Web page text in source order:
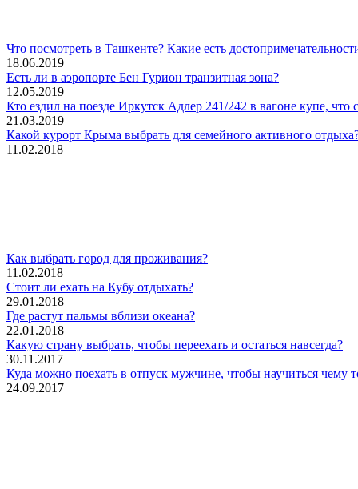
Что посмотреть в Ташкенте? Какие есть
18.06.2019
Есть ли в аэропорте Бен Гурион транзитная зона?
12.05.2019
Кто ездил на поезде Иркутск Адлер 241/242 в вагоне купе, что
21.03.2019
Какой курорт Крыма выбрать для семейного активного
11.02.2018
Как выбрать город для проживания?
11.02.2018
Стоит ли ехать на Кубу отдыхать?
29.01.2018
Где растут пальмы вблизи океана?
22.01.2018
Какую страну выбрать, чтобы переехать и остаться навсегда?
30.11.2017
Куда можно поехать в отпуск мужчине, чтобы научиться чему
24.09.2017